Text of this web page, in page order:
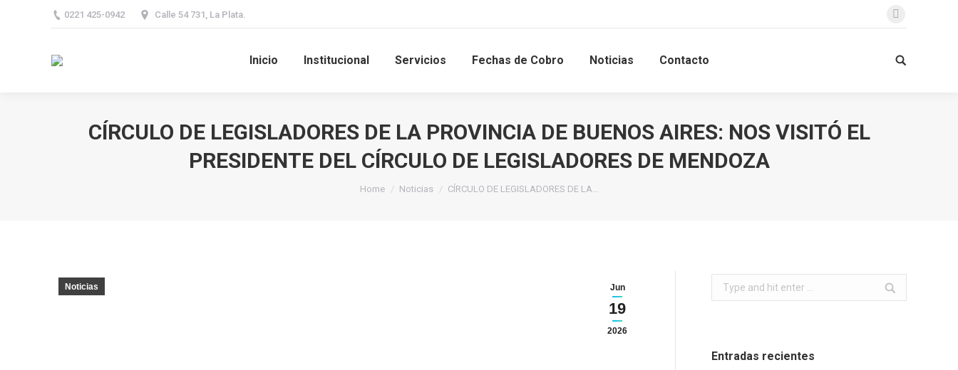
0221 425-0942 Calle 54 731, La Plata.
Inicio Institucional Servicios Fechas de Cobro Noticias Contacto Search:
CÍRCULO DE LEGISLADORES DE LA PROVINCIA DE BUENOS AIRES: NOS VISITÓ EL
PRESIDENTE DEL CÍRCULO DE LEGISLADORES DE MENDOZA
Home Noticias CÍRCULO DE LEGISLADORES DE LA…
Jun
19
2026
Noticias Search:
Entradas recientes